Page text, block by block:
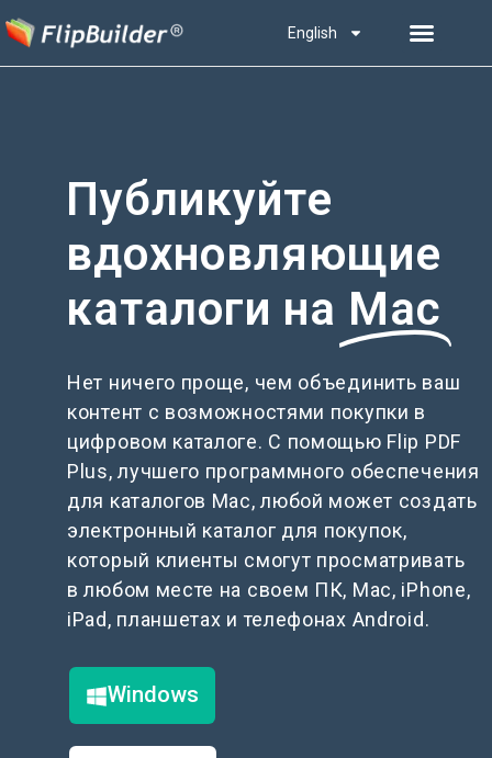
English
Публикуйте
вдохновляющие
каталоги на Mac
Нет ничего проще, чем объединить ваш
контент с возможностями покупки в
цифровом каталоге. С помощью Flip PDF
Plus, лучшего программного обеспечения
для каталогов Mac, любой может создать
электронный каталог для покупок,
который клиенты смогут просматривать
в любом месте на своем ПК, Mac, iPhone,
iPad, планшетах и телефонах Android.
Windows